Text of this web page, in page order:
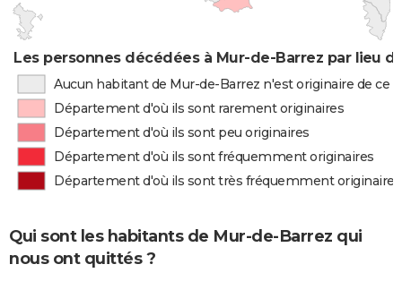
Les personnes décédées à Mur-de-Barrez par lieu
Aucun habitant de Mur-de-Barrez n'est originaire de ce
Département d'où ils sont rarement originaires
Département d'où ils sont peu originaires
Département d'où ils sont fréquemment originaires
Département d'où ils sont très fréquemment originaires
Qui sont les habitants de Mur-de-Barrez qui
nous ont quittés ?